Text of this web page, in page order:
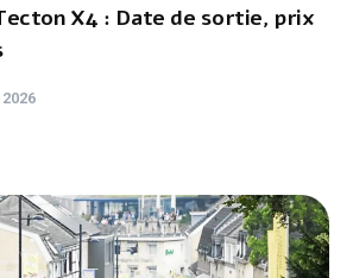
X4 : Date de sortie, prix